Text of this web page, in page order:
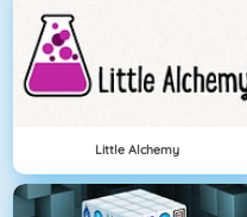
Little Alchemy